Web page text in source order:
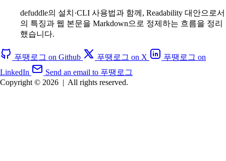
defuddle의 설치·CLI 사용법과 함께, Readability 대안으로서
의 특징과 웹 본문을 Markdown으로 정제하는 흐름을 정리
했습니다.
푸땡로그 on Github 푸땡로그 on X
푸땡로그 on
LinkedIn
Send an email to 푸땡로그
Copyright © 2026 | All rights reserved.